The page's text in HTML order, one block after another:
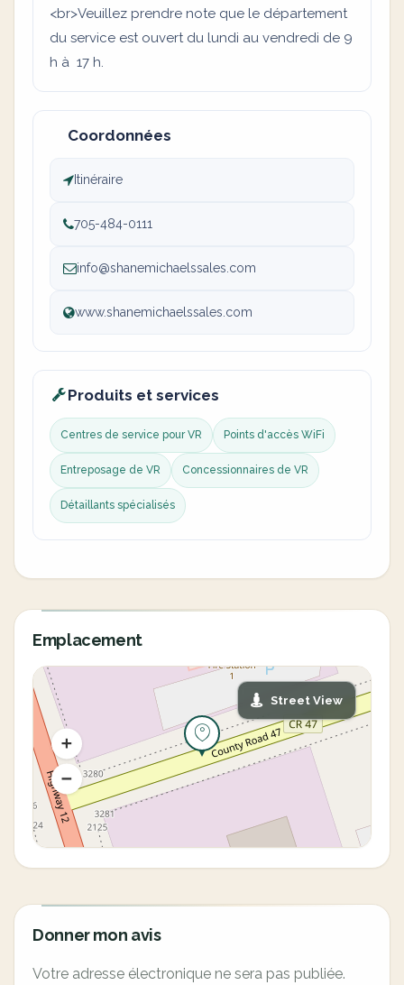
<br>Veuillez prendre note que le département
du service est ouvert du lundi au vendredi de 9
h à 17 h.
Coordonnées
Itinéraire
705-484-0111
info@shanemichaelssales.com
www.shanemichaelssales.com
Produits et services
Centres de service pour VR Points d'accès WiFi
Entreposage de VR Concessionnaires de VR
Détaillants spécialisés
Emplacement
Street View
Donner mon avis
Votre adresse électronique ne sera pas publiée.